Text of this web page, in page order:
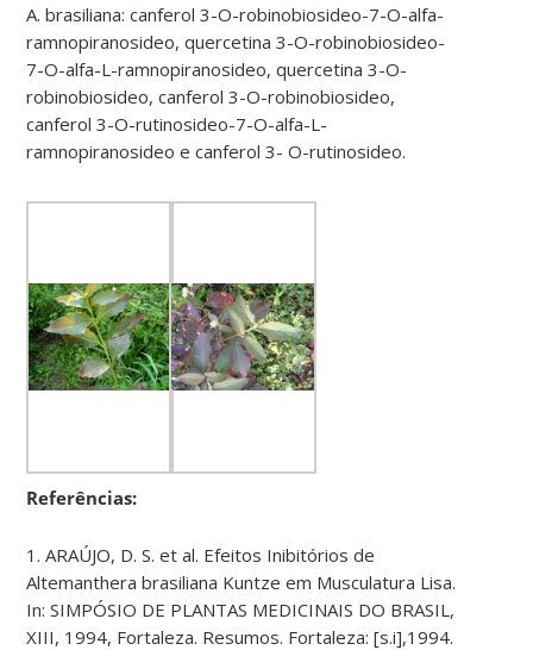
A. brasiliana: canferol 3-O-robinobiosideo-7-O-alfa-
ramnopiranosideo, quercetina 3-O-robinobiosideo-
7-O-alfa-L-ramnopiranosideo, quercetina 3-O-
robinobiosideo, canferol 3-O-robinobiosideo,
canferol 3-O-rutinosideo-7-O-alfa-L-
ramnopiranosideo e canferol 3- O-rutinosideo.
Referências:
1. ARAÚJO, D. S. et al. Efeitos Inibitórios de
Altemanthera brasiliana Kuntze em Musculatura Lisa.
In: SIMPÓSIO DE PLANTAS MEDICINAIS DO BRASIL,
XIII, 1994, Fortaleza. Resumos. Fortaleza: [s.i],1994.